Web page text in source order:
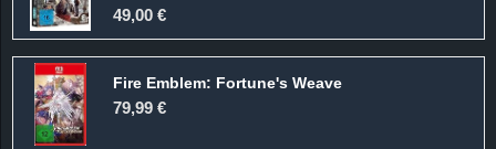
49,00 €
Fire Emblem: Fortune's Weave
79,99 €